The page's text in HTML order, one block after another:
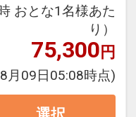
Ｗ頃に行われ
花を浮かべる
程の美しさで
ーションもと
じて四季を感じ
方におすすめ
２０分
言われる『願
けでなくさら
）
だけるオート
がら汗を流した
に浸かった
おとな1名様あた
り）
75,300円
月09日05:08時点)